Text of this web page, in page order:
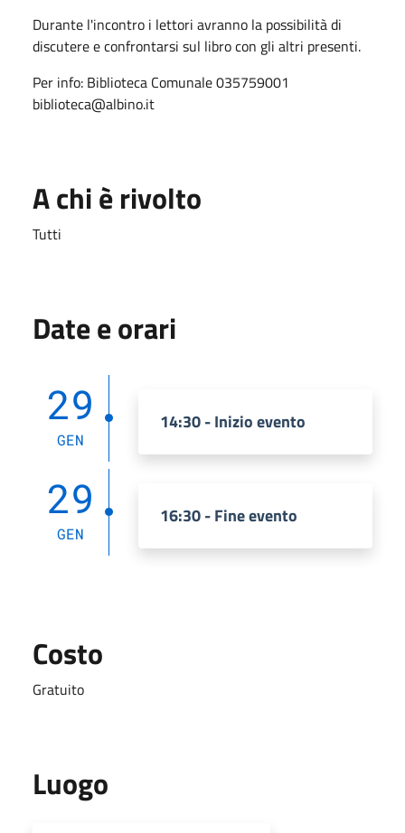
Durante l'incontro i lettori avranno la possibilità di
discutere e confrontarsi sul libro con gli altri presenti.
Per info: Biblioteca Comunale 035759001
biblioteca@albino.it
A chi è rivolto
Tutti
Date e orari
29
GEN
14:30 - Inizio evento
29
GEN
16:30 - Fine evento
Costo
Gratuito
Luogo